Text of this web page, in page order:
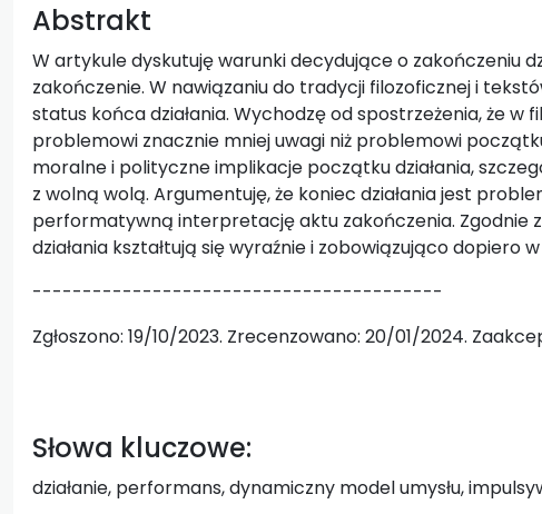
Abstrakt
W artykule dyskutuję warunki decydujące o zakończeniu
zakończenie. W nawiązaniu do tradycji filozoficznej i
status końca działania. Wychodzę od spostrzeżenia, że w
problemowi znacznie mniej uwagi niż problemowi
moralne i polityczne implikacje początku działania,
z wolną wolą. Argumentuję, że koniec działania jest
performatywną interpretację aktu zakończenia. Zgodnie
działania kształtują się wyraźnie i zobowiązująco dopiero
-----------------------------------------
Zgłoszono: 19/10/2023. Zrecenzowano: 20/01/2024.
Słowa kluczowe:
działanie, performans, dynamiczny model umysłu,